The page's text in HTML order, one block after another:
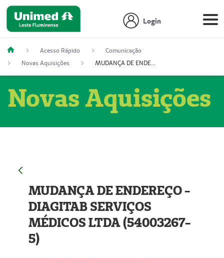
Login
Acesso Rápido
Comunicação
Novas Aquisições
MUDANÇA DE ENDEREÇO - DIAGITAB SERVIÇOS MÉDICOS LTDA (54003267-5)
Novas Aquisições
MUDANÇA DE ENDEREÇO -
DIAGITAB SERVIÇOS
MÉDICOS LTDA (54003267-
5)